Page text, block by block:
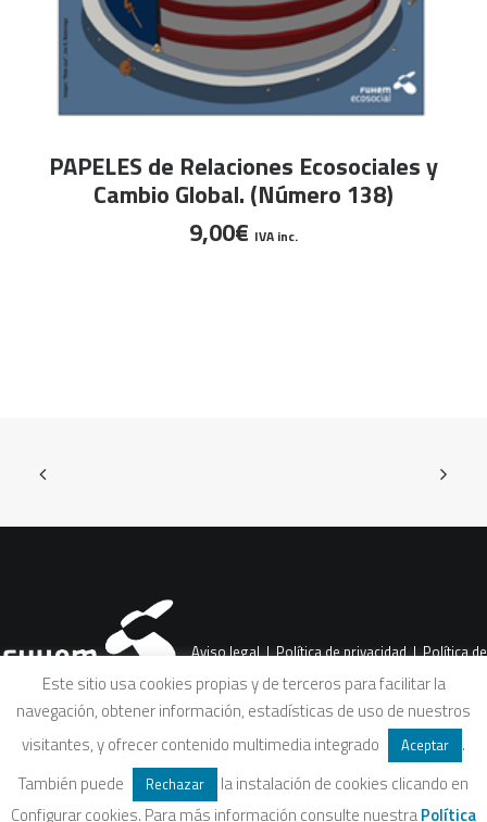
AÑADIR AL CARRITO
PAPELES de Relaciones Ecosociales y
Cambio Global. (Número 138)
9,00€ IVA inc.
Aviso legal|Política de privacidad|Política de
Este sitio usa cookies propias y de terceros para facilitar la
navegación, obtener información, estadísticas de uso de nuestros
visitantes, y ofrecer contenido multimedia integrado
Aceptar
.
También puede
Rechazar
la instalación de cookies clicando en
Configurar cookies. Para más información consulte nuestraPolítica